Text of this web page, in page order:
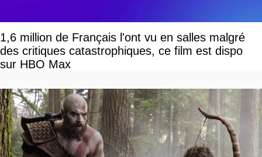
1,6 million de Français l'ont vu en salles malgré
des critiques catastrophiques, ce film est dispo
sur HBO Max